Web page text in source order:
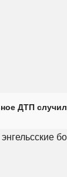
ДТП